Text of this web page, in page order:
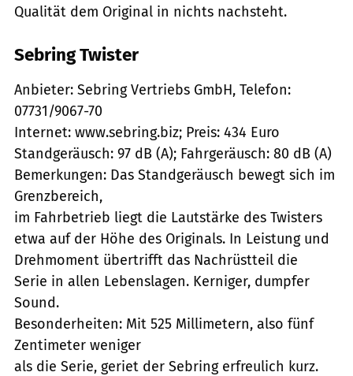
Qualität dem Original in nichts nachsteht.
Sebring Twister
Anbieter: Sebring Vertriebs GmbH, Telefon:
07731/9067-70
Internet: www.sebring.biz; Preis: 434 Euro
Standgeräusch: 97 dB (A); Fahrgeräusch: 80 dB (A)
Bemerkungen: Das Standgeräusch bewegt sich im
Grenzbereich,
im Fahrbetrieb liegt die Lautstärke des Twisters
etwa auf der Höhe des Originals. In Leistung und
Drehmoment übertrifft das Nachrüstteil die
Serie in allen Lebenslagen. Kerniger, dumpfer
Sound.
Besonderheiten: Mit 525 Millimetern, also fünf
Zentimeter weniger
als die Serie, geriet der Sebring erfreulich kurz.